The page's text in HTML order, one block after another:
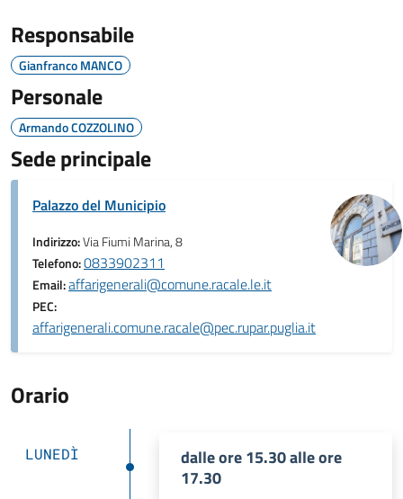
Responsabile
Gianfranco MANCO
Personale
Armando COZZOLINO
Sede principale
Palazzo del Municipio
Indirizzo:Via Fiumi Marina, 8
Telefono:0833902311
Email:affarigenerali@comune.racale.le.it
PEC:
affarigenerali.comune.racale@pec.rupar.puglia.it
Orario
LUNEDÌ
dalle ore 15.30 alle ore
17.30